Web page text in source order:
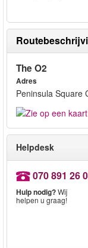
The O2
Adres
Peninsula Square
Helpdesk
070 891 26
Hulp nodig?Wij
helpen u graag!